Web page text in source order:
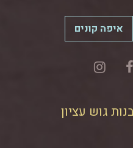
איפה קונים
גוש עציון